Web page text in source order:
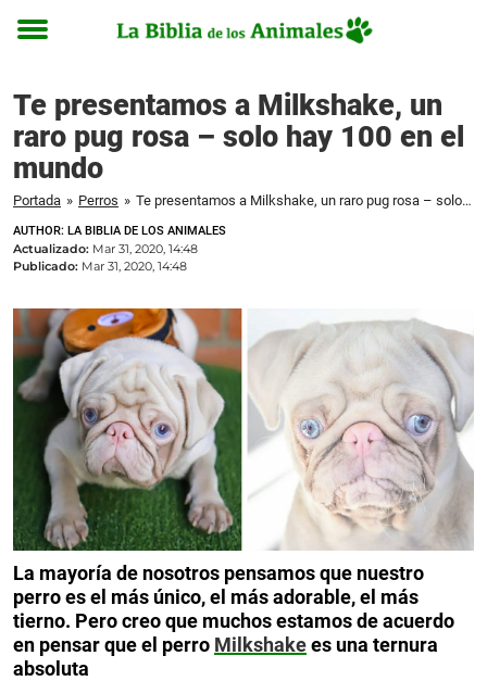
Toggle
Te presentamos a Milkshake, un
raro pug rosa – solo hay 100 en el
mundo
Portada » Perros » Te presentamos a Milkshake, un raro pug rosa – solo hay 100 en el mundo
AUTHOR: LA BIBLIA DE LOS ANIMALES
Actualizado: Mar 31, 2020, 14:48
Publicado: Mar 31, 2020, 14:48
La mayoría de nosotros pensamos que nuestro
perro es el más único, el más adorable, el más
tierno. Pero creo que muchos estamos de acuerdo
en pensar que el perro Milkshakees una ternura
absoluta